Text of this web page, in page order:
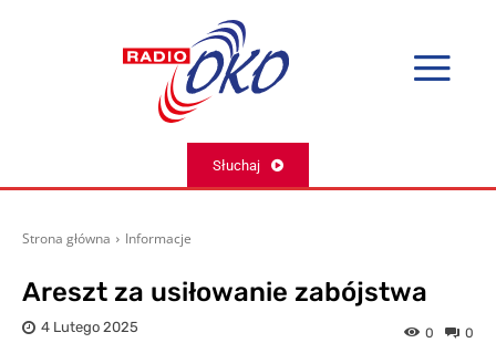
Słuchaj
Strona główna Informacje
Areszt za usiłowanie zabójstwa
4 Lutego 2025 0
0